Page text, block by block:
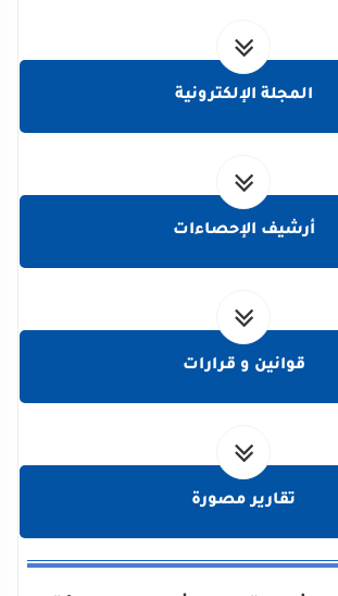
المجلة الإلكترونية
أرشيف الإحصاءات
قوانين و قرارات
تقارير مصورة